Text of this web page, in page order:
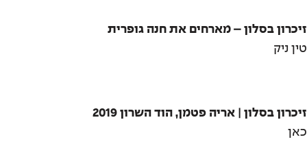
– מארחים את חנה גופרית
| אריה פטמן, הוד השרון 2019